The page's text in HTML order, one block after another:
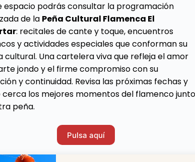
espacio podrás consultar la programación
de la Peña Cultural Flamenca El
: recitales de cante y toque, encuentros
y actividades especiales que conforman su
cultural. Una cartelera viva que refleja el amor
jondo y el firme compromiso con su
y continuidad. Revisa las próximas fechas y
cerca los mejores momentos del flamenco
peña.
Pulsa aquí